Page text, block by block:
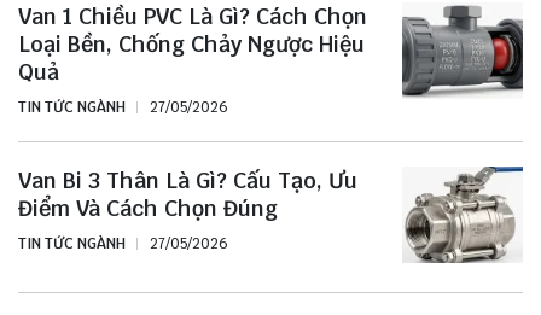
Van 1 Chiều PVC Là Gì? Cách Chọn
Loại Bền, Chống Chảy Ngược Hiệu
Quả
TIN TỨC NGÀNH 27/05/2026
Van Bi 3 Thân Là Gì? Cấu Tạo, Ưu
Điểm Và Cách Chọn Đúng
TIN TỨC NGÀNH 27/05/2026